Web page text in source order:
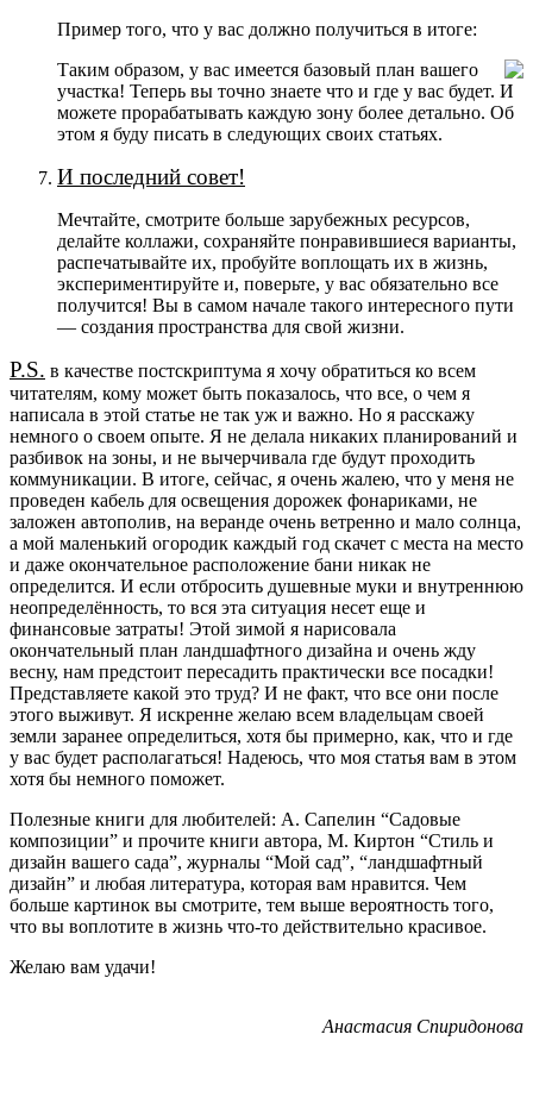
Пример того, что у вас должно получиться в итоге:
Таким образом, у вас имеется базовый план вашего
участка! Теперь вы точно знаете что и где у вас будет. И
можете прорабатывать каждую зону более детально. Об
этом я буду писать в следующих своих статьях.
И последний совет!
Мечтайте, смотрите больше зарубежных ресурсов,
делайте коллажи, сохраняйте понравившиеся варианты,
распечатывайте их, пробуйте воплощать их в жизнь,
экспериментируйте и, поверьте, у вас обязательно все
получится! Вы в самом начале такого интересного пути
— создания пространства для свой жизни.
P.S. в качестве постскриптума я хочу обратиться ко всем
читателям, кому может быть показалось, что все, о чем я
написала в этой статье не так уж и важно. Но я расскажу
немного о своем опыте. Я не делала никаких планирований и
разбивок на зоны, и не вычерчивала где будут проходить
коммуникации. В итоге, сейчас, я очень жалею, что у меня не
проведен кабель для освещения дорожек фонариками, не
заложен автополив, на веранде очень ветренно и мало солнца,
а мой маленький огородик каждый год скачет с места на место
и даже окончательное расположение бани никак не
определится. И если отбросить душевные муки и внутреннюю
неопределённость, то вся эта ситуация несет еще и
финансовые затраты! Этой зимой я нарисовала
окончательный план ландшафтного дизайна и очень жду
весну, нам предстоит пересадить практически все посадки!
Представляете какой это труд? И не факт, что все они после
этого выживут. Я искренне желаю всем владельцам своей
земли заранее определиться, хотя бы примерно, как, что и где
у вас будет располагаться! Надеюсь, что моя статья вам в этом
хотя бы немного поможет.
Полезные книги для любителей: А. Сапелин “Садовые
композиции” и прочите книги автора, М. Киртон “Стиль и
дизайн вашего сада”, журналы “Мой сад”, “ландшафтный
дизайн” и любая литература, которая вам нравится. Чем
больше картинок вы смотрите, тем выше вероятность того,
что вы воплотите в жизнь что-то действительно красивое.
Желаю вам удачи!
Анастасия Спиридонова